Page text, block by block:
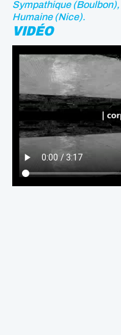
Sympathique
Humaine (Nice).
VIDÉO